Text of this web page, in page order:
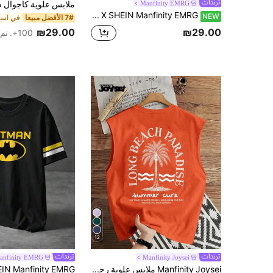
Manfinity EMRG
NEW BATMAN X SHEIN Manfinity EMRG تي شيرت رجالي بأكمام قصيرة مطبوع عليه خطوط وحروف، كاجوال متعدد الاستخدامات للارتداء اليومي
₪29.00
7# الأفضل مبيعا
₪29.00 100+. تم بيع
12
Manfinity Joysei
Manfinity Joysei ملابس علوية رجالية بطبعة حروف وشجرة جوز الهند للارتداء اليومي الكاجوال
EMRG